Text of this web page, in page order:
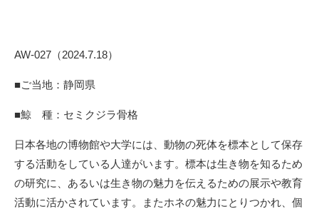
AW-027（2024.7.18）
■ご当地：静岡県
■鯨 種：セミクジラ骨格
日本各地の博物館や大学には、動物の死体を標本として保存
する活動をしている人達がいます。標本は生き物を知るため
の研究に、あるいは生き物の魅力を伝えるための展示や教育
活動に活かされています。またホネの魅力にとりつかれ、個